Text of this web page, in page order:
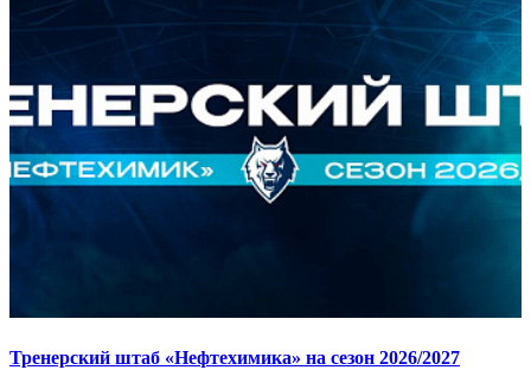
Тренерский штаб «Нефтехимика» на сезон 2026/2027